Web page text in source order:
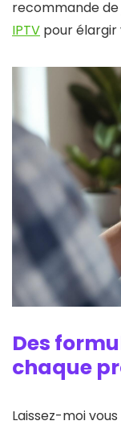
recommande
IPTV pour élargir
Des
chaque
Laissez-moi